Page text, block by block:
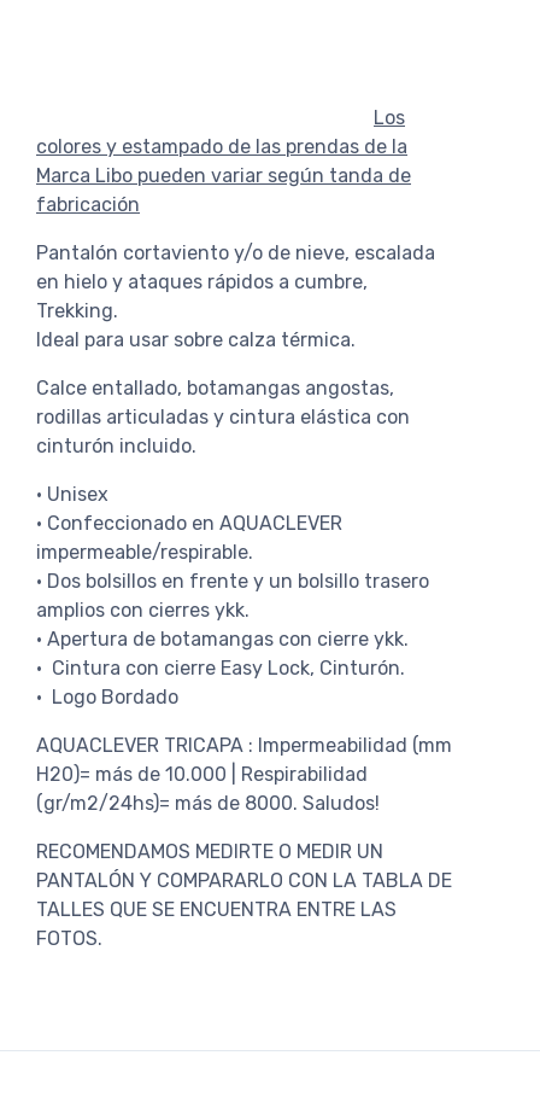
Los
colores y estampado de las prendas de la
Marca Libo pueden variar según tanda de
fabricación
Pantalón cortaviento y/o de nieve, escalada
en hielo y ataques rápidos a cumbre,
Trekking.
Ideal para usar sobre calza térmica.
Calce entallado, botamangas angostas,
rodillas articuladas y cintura elástica con
cinturón incluido.
• Unisex
• Confeccionado en AQUACLEVER
impermeable/respirable.
• Dos bolsillos en frente y un bolsillo trasero
amplios con cierres ykk.
• Apertura de botamangas con cierre ykk.
• Cintura con cierre Easy Lock, Cinturón.
• Logo Bordado
AQUACLEVER TRICAPA : Impermeabilidad (mm
H20)= más de 10.000 | Respirabilidad
(gr/m2/24hs)= más de 8000. Saludos!
RECOMENDAMOS MEDIRTE O MEDIR UN
PANTALÓN Y COMPARARLO CON LA TABLA DE
TALLES QUE SE ENCUENTRA ENTRE LAS
FOTOS.